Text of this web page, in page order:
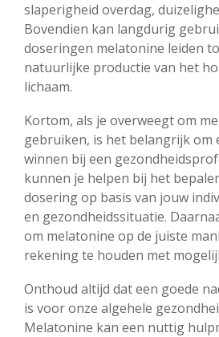
slaperigheid overdag,
Bovendien kan langdurig
doseringen melatonine leiden
natuurlijke productie van het
lichaam.
Kortom, als je overweegt om
gebruiken, is het belangrijk om
winnen bij een
kunnen je helpen bij het
dosering op basis van jouw
en gezondheidssituatie.
om melatonine op de juiste
rekening te houden met
Onthoud altijd dat een goede
is voor onze algehele
Melatonine kan een nuttig